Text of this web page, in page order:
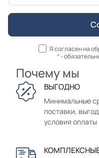
Я согласен на
*-
Почему мы
ВЫГОДНО
Минимальные
поставки,
условия оплаты